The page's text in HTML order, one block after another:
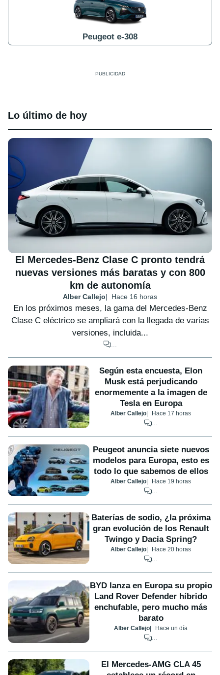
Peugeot e-308
Lo último de hoy
El Mercedes-Benz Clase C pronto tendrá
nuevas versiones más baratas y con 800
km de autonomía
Alber Callejo Hace 16 horas
En los próximos meses, la gama del Mercedes-Benz
Clase C eléctrico se ampliará con la llegada de varias
versiones, incluida...
...
Según esta encuesta, Elon
Musk está perjudicando
enormemente a la imagen de
Tesla en Europa
Alber Callejo Hace 17 horas
...
Peugeot anuncia siete nuevos
modelos para Europa, esto es
todo lo que sabemos de ellos
Alber Callejo Hace 19 horas
...
Baterías de sodio, ¿la próxima
gran evolución de los Renault
Twingo y Dacia Spring?
Alber Callejo Hace 20 horas
...
BYD lanza en Europa su propio
Land Rover Defender híbrido
enchufable, pero mucho más
barato
Alber Callejo Hace un día
...
El Mercedes-AMG CLA 45